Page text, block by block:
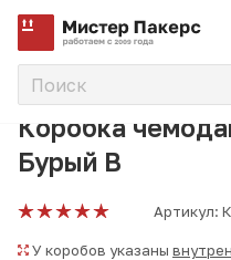
Главная
Коробка
Бурый В
Артикул:
У коробов указаны